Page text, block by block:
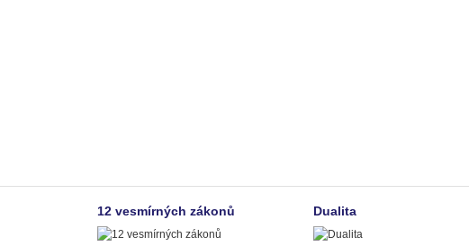
12 vesmírných zákonů Dualita